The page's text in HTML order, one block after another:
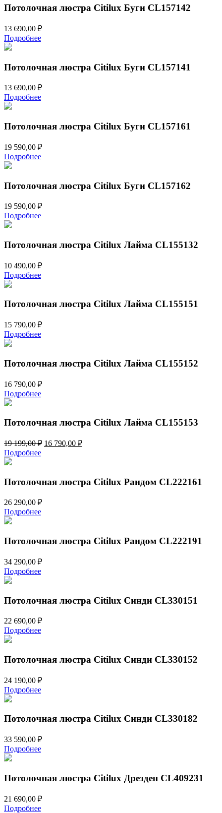
999,00 ₽.
Потолочная люстра Citilux Буги CL157142
13 690,00 ₽
Подробнее
Потолочная люстра Citilux Буги CL157141
13 690,00 ₽
Подробнее
Потолочная люстра Citilux Буги CL157161
19 590,00 ₽
Подробнее
Потолочная люстра Citilux Буги CL157162
19 590,00 ₽
Подробнее
Потолочная люстра Citilux Лайма CL155132
10 490,00 ₽
Подробнее
Потолочная люстра Citilux Лайма CL155151
15 790,00 ₽
Подробнее
Потолочная люстра Citilux Лайма CL155152
16 790,00 ₽
Подробнее
Потолочная люстра Citilux Лайма CL155153
19 199,00₽ Первоначальная
16 790,00 ₽Текущая
Подробнее
Потолочная люстра Citilux Рандом CL222161
26 290,00 ₽
Подробнее
Потолочная люстра Citilux Рандом CL222191
34 290,00 ₽
Подробнее
Потолочная люстра Citilux Синди CL330151
22 690,00 ₽
Подробнее
Потолочная люстра Citilux Синди CL330152
24 190,00 ₽
Подробнее
Потолочная люстра Citilux Синди CL330182
33 590,00 ₽
Подробнее
Потолочная люстра Citilux Дрезден CL409231
21 690,00 ₽
Подробнее